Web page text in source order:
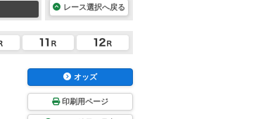
レース選択へ戻る
オッズ
印刷用ページ